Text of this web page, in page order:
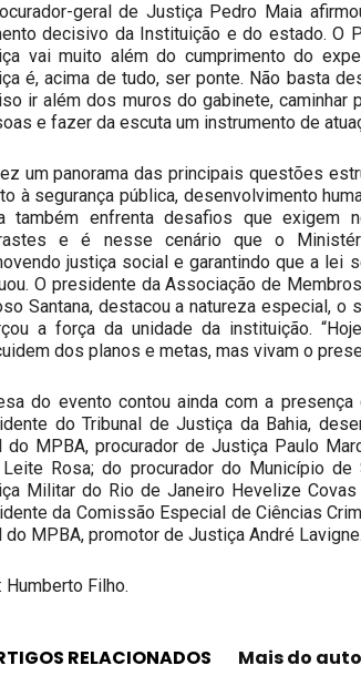
geral de Justiça Pedro Maia
decisivo da Instituição e do estado. O
vai muito além do cumprimento do
é, acima de tudo, ser ponte. Não basta
ir além dos muros do gabinete,
e fazer da escuta um instrumento de
um panorama das principais questões
à segurança pública, desenvolvimento
também enfrenta desafios que exigem
e é nesse cenário que o
justiça social e garantindo que a lei
O presidente da Associação de
Santana, destacou a natureza especial,
a força da unidade da instituição.
dos planos e metas, mas vivam o
do evento contou ainda com a
do Tribunal de Justiça da Bahia,
do MPBA, procurador de Justiça Paulo
Leite Rosa; do procurador do Município de
Militar do Rio de Janeiro Hevelize
da Comissão Especial de Ciências
do MPBA, promotor de Justiça André Lavigne.
Humberto Filho.
RELACIONADOS Mais do